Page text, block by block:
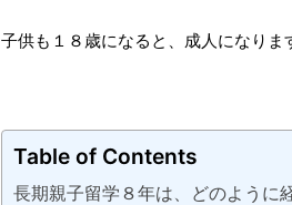
子供も１８歳になると、成人になりま
Table of Contents
長期親子留学８年は、どのように